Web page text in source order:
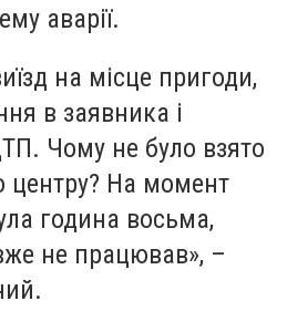
аварії.
на місце пригоди,
в заявника і
Чому не було взято
центру? На момент
година восьма,
не працював», –